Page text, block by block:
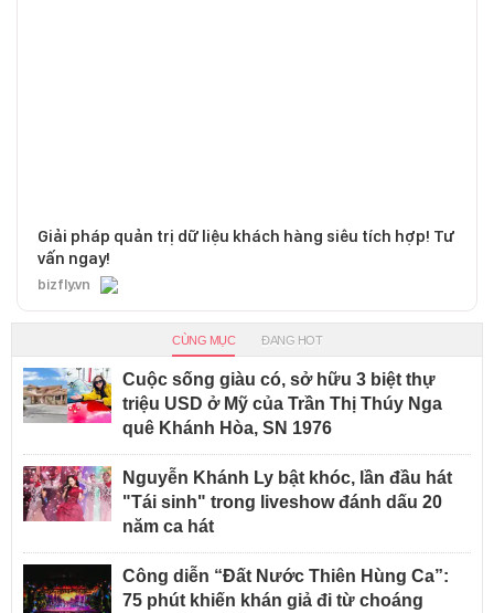
Giải pháp quản trị dữ liệu khách hàng siêu tích hợp! Tư
vấn ngay!
bizfly.vn
CÙNG MỤC ĐANG HOT
Cuộc sống giàu có, sở hữu 3 biệt thự
triệu USD ở Mỹ của Trần Thị Thúy Nga
quê Khánh Hòa, SN 1976
Nguyễn Khánh Ly bật khóc, lần đầu hát
"Tái sinh" trong liveshow đánh dấu 20
năm ca hát
Công diễn “Đất Nước Thiên Hùng Ca”:
75 phút khiến khán giả đi từ choáng